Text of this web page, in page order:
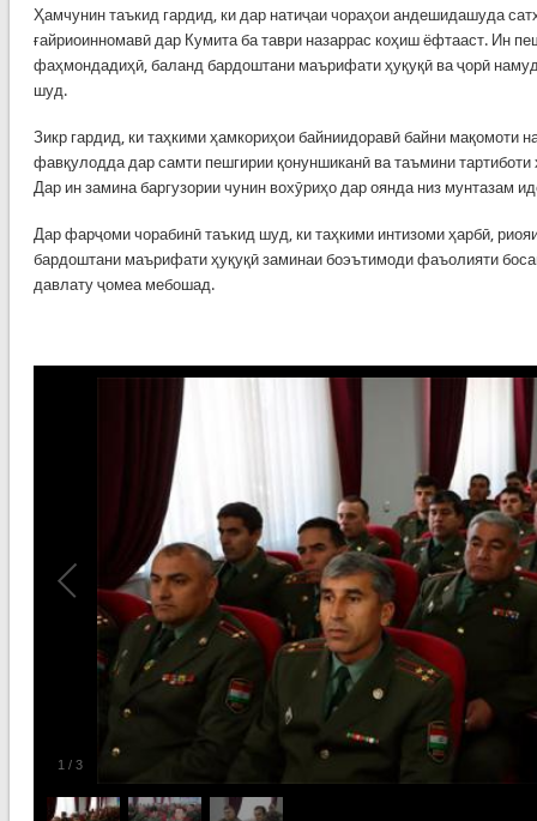
Ҳамчунин таъкид гардид, ки дар натиҷаи чораҳои андешидашуда
ғайриоинномавӣ дар Кумита ба таври назаррас коҳиш ёфтааст. Ин
фаҳмондадиҳӣ, баланд бардоштани маърифати ҳуқуқӣ ва ҷорӣ
шуд.
Зикр гардид, ки таҳкими ҳамкориҳои байниидоравӣ байни мақомоти
фавқулодда дар самти пешгирии қонуншиканӣ ва таъмини тартиботи
Дар ин замина баргузории чунин вохӯриҳо дар оянда низ мунтазам
Дар фарҷоми чорабинӣ таъкид шуд, ки таҳкими интизоми ҳарбӣ,
бардоштани маърифати ҳуқуқӣ заминаи боэътимоди фаъолияти
давлату ҷомеа мебошад.
1 / 3